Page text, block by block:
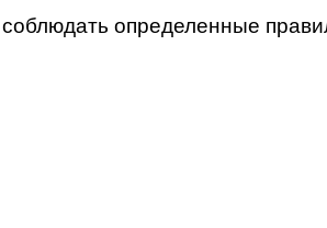
определенные